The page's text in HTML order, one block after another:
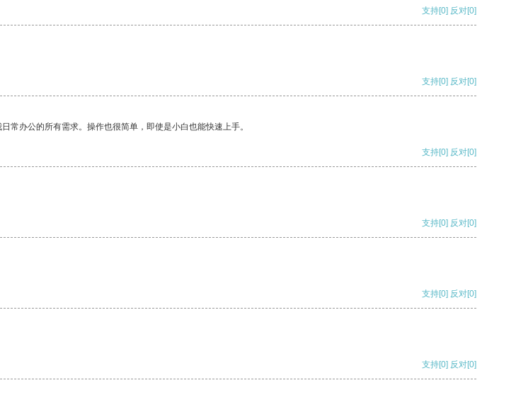
支持[0] 反对[0]
支持[0] 反对[0]
常办公的所有需求。操作也很简单，即使是小白也能快速上手。
支持[0] 反对[0]
支持[0] 反对[0]
支持[0] 反对[0]
支持[0] 反对[0]